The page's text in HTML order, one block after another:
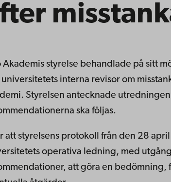
Akademis styrelse behandlade på sitt
universitetets interna revisor om
Styrelsen antecknade
ska följas.
att styrelsens protokoll från den 28
operativa ledning, med
att göra en bedömning,